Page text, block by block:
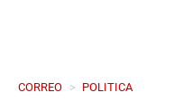
CORREO > POLITICA